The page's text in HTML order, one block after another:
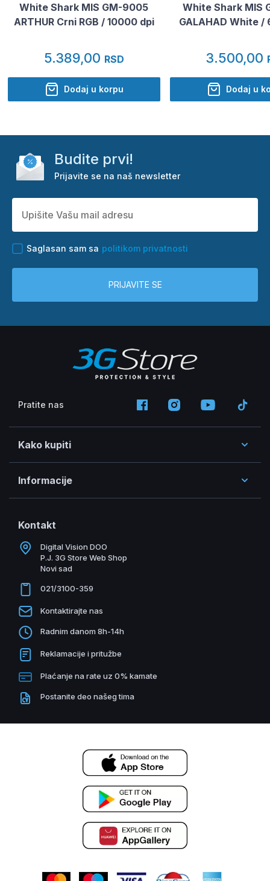
White Shark MIS GM-9005
ARTHUR Crni RGB / 10000 dpi
5.389,00 RSD
Dodaj u korpu
White Shark MIS
GALAHAD White /
3.500,00
Dodaj u
Budite prvi!
Prijavite se na naš newsletter
Saglasan sam sa politikom privatnosti
PRIJAVITE SE
Pratite nas
Kako kupiti
Informacije
Kontakt
Digital Vision DOO
P.J. 3G Store Web Shop
Novi sad
021/3100-359
Kontaktirajte nas
Radnim danom 8h-14h
Reklamacije i pritužbe
Plaćanje na rate uz 0% kamate
Postanite deo našeg tima